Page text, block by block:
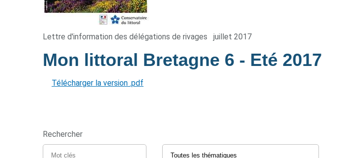
Lettre d'information des délégations de rivages juillet 2017
Mon littoral Bretagne 6 - Eté 2017
Télécharger la version .pdf
Rechercher